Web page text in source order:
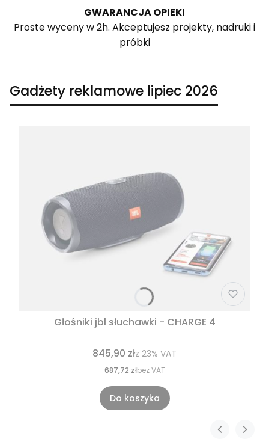
GWARANCJA OPIEKI
Proste wyceny w 2h. Akceptujesz projekty, nadruki i
próbki
Gadżety reklamowe lipiec 2026
Głośniki jbl słuchawki - CHARGE 4
845,90 złz 23% VAT
687,72 złbez VAT
Do koszyka